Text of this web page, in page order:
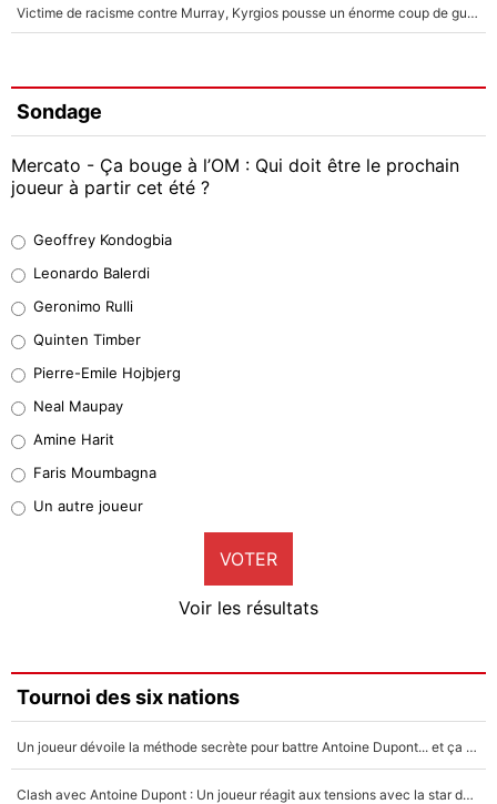
Victime de racisme contre Murray, Kyrgios pousse un énorme coup de gueule !
Sondage
Mercato - Ça bouge à l’OM : Qui doit être le prochain
joueur à partir cet été ?
38%
32%
5%
1%
9%
Faris Moumbagna
4%
Un autre joueur
5%
Geoffrey Kondogbia
Leonardo Balerdi
Geronimo Rulli
Quinten Timber
Pierre-Emile Hojbjerg
Neal Maupay
Amine Harit
Faris Moumbagna
Un autre joueur
VOTER
Voir les résultats
Tournoi des six nations
Un joueur dévoile la méthode secrète pour battre Antoine Dupont... et ça marche !
Clash avec Antoine Dupont : Un joueur réagit aux tensions avec la star du XV de France !